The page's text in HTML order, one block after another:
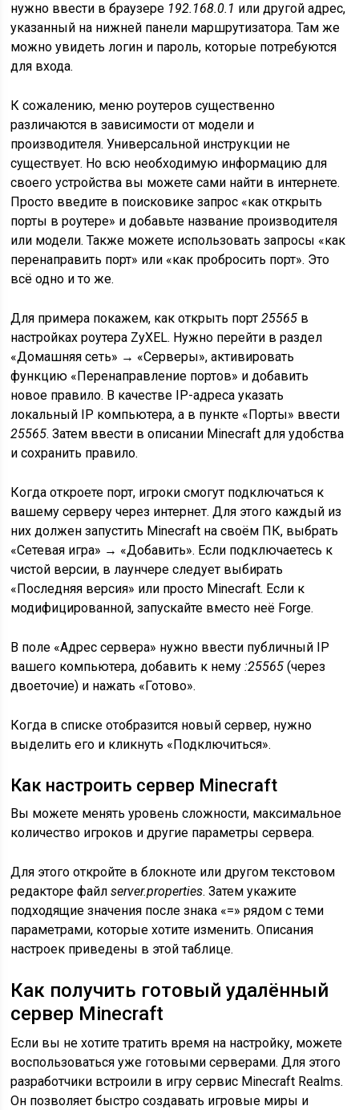
нужно ввести в браузере 192.168.0.1 или другой адрес,
указанный на нижней панели маршрутизатора. Там же
можно увидеть логин и пароль, которые потребуются
для входа.
К сожалению, меню роутеров существенно
различаются в зависимости от модели и
производителя. Универсальной инструкции не
существует. Но всю необходимую информацию для
своего устройства вы можете сами найти в интернете.
Просто введите в поисковике запрос «как открыть
порты в роутере» и добавьте название производителя
или модели. Также можете использовать запросы «как
перенаправить порт» или «как пробросить порт». Это
всё одно и то же.
Для примера покажем, как открыть порт25565 в
настройках роутера ZyXEL. Нужно перейти в раздел
«Домашняя сеть» → «Серверы», активировать
функцию «Перенаправление портов» и добавить
новое правило. В качестве IP-адреса указать
локальный IP компьютера, а в пункте «Порты» ввести
25565. Затем ввести в описании Minecraft для удобства
и сохранить правило.
Когда откроете порт, игроки смогут подключаться к
вашему серверу через интернет. Для этого каждый из
них должен запустить Minecraft на своём ПК, выбрать
«Сетевая игра» → «Добавить». Если подключаетесь к
чистой версии, в лаунчере следует выбирать
«Последняя версия» или просто Minecraft. Если к
модифицированной, запускайте вместо неё Forge.
В поле «Адрес сервера» нужно ввести публичный IP
вашего компьютера, добавить к нему:25565 (через
двоеточие) и нажать «Готово».
Когда в списке отобразится новый сервер, нужно
выделить его и кликнуть «Подключиться».
Как настроить сервер Minecraft
Вы можете менять уровень сложности, максимальное
количество игроков и другие параметры сервера.
Для этого откройте в блокноте или другом текстовом
редакторе файлserver.properties. Затем укажите
подходящие значения после знака «=» рядом с теми
параметрами, которые хотите изменить. Описания
настроек приведены в этой таблице.
Как получить готовый удалённый
сервер Minecraft
Если вы не хотите тратить время на настройку, можете
воспользоваться уже готовыми серверами. Для этого
разработчики встроили в игру сервис Minecraft Realms.
Он позволяет быстро создавать игровые миры и